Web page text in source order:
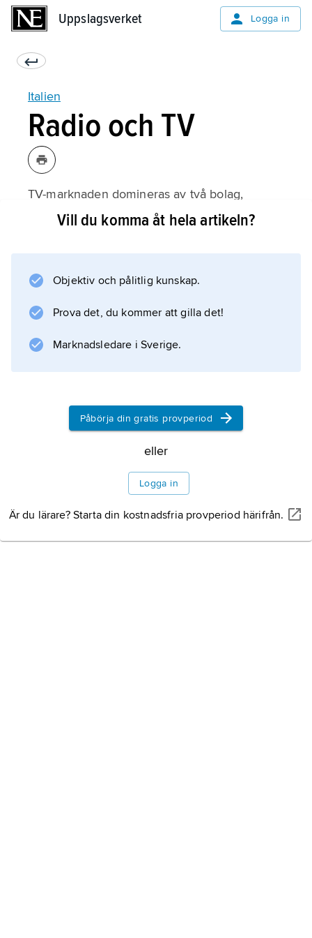
Uppslagsverket Logga in
Italien
Radio och TV
TV-marknaden domineras av två bolag,
statliga RAI (Radiotelevisione Italiana) och
marknaden är Rupert Murdochs Sky Italia
samt Telecom Italia.
Vill du komma åt hela artikeln?
Objektiv och pålitlig kunskap.
Prova det, du kommer att gilla det!
Marknadsledare i Sverige.
Påbörja din gratis provperiod
eller
Logga in
Är du lärare? Starta din kostnadsfria provperiod härifrån.